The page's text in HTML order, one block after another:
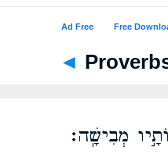
◄
מְבִישָֽׁה׃